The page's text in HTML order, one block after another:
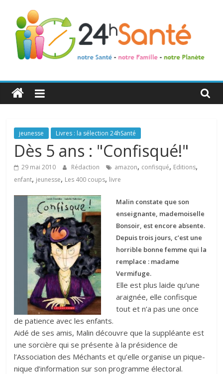
24h
Santé
La
santé
toute
jeunesse Livres : la sélection 24hSanté
Dès 5 ans : "Confisqué!"
29 mai 2010 Rédaction amazon, confisqué, Editions,
enfant, jeunesse, Les 400 coups, livre
Malin constate que son
enseignante, mademoiselle
Bonsoir, est encore absente.
Depuis trois jours, c’est une
horrible bonne femme qui la
remplace : madame
Vermifuge.
Elle est plus laide qu’une
araignée, elle confisque
tout et n’a pas une once
de patience avec les enfants.
Aidé de ses amis, Malin découvre que la suppléante est
une sorcière qui se présente à la présidence de
l’Association des Méchants et qu’elle organise un pique-
nique d’information sur son programme électoral.